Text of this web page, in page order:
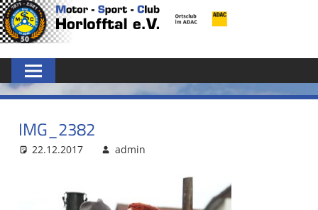
Zum
Inhalt
MSC
HORLOFFTAL
E.V.
IMG_2382
22.12.2017 admin